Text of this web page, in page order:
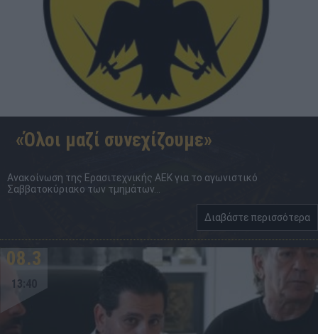
«Όλοι μαζί συνεχίζουμε»
Ανακοίνωση της Ερασιτεχνικής ΑΕΚ για το αγωνιστικό
Σαββατοκύριακο των τμημάτων...
Διαβάστε περισσότερα
08.3
13:40